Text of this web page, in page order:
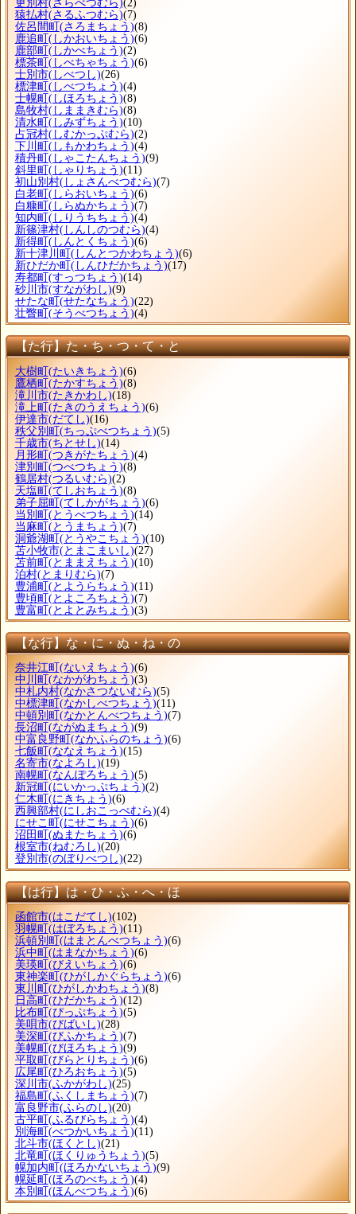
更別村(さらべつむら)(2)
猿払村(さるふつむら)(7)
佐呂間町 (さろまちょう)(8)
鹿追町 (しかおいちょう)(6)
鹿部町 (しかべちょう)(2)
標茶町 (しべちゃちょう)(6)
士別市(しべつし)(26)
標津町 (しべつちょう)(4)
士幌町 (しほろちょう)(8)
島牧村(しままきむら)(8)
清水町 (しみずちょう)(10)
占冠村(しむかっぷむら)(2)
下川町 (しもかわちょう)(4)
積丹町 (しゃこたんちょう)(9)
斜里町 (しゃりちょう)(11)
初山別村(しょさんべつむら)(7)
白老町 (しらおいちょう)(6)
白糠町 (しらぬかちょう)(7)
知内町 (しりうちちょう)(4)
新篠津村(しんしのつむら)(4)
新得町 (しんとくちょう)(6)
新十津川町 (しんとつかわちょう)(6)
新ひだか町 (しんひだかちょう)(17)
寿都町 (すっつちょう)(14)
砂川市(すながわし)(9)
せたな町 (せたなちょう)(22)
壮瞥町 (そうべつちょう)(4)
【た行】た・ち・つ・て・と
大樹町(たいきちょう)(6)
鷹栖町(たかすちょう)(8)
滝川市(たきかわし)(18)
滝上町(たきのうえちょう)(6)
伊達市(だてし)(16)
秩父別町(ちっぷべつちょう)(5)
千歳市(ちとせし)(14)
月形町(つきがたちょう)(4)
津別町(つべつちょう)(8)
鶴居村(つるいむら)(2)
天塩町(てしおちょう)(8)
弟子屈町(てしかがちょう)(6)
当別町(とうべつちょう)(14)
当麻町(とうまちょう)(7)
洞爺湖町(とうやこちょう)(10)
苫小牧市(とまこまいし)(27)
苫前町(とままえちょう)(10)
泊村(とまりむら)(7)
豊浦町(とようらちょう)(11)
豊頃町(とよころちょう)(7)
豊富町(とよとみちょう)(3)
【な行】な・に・ぬ・ね・の
奈井江町 (ないえちょう)(6)
中川町 (なかがわちょう)(3)
中札内村(なかさつないむら)(5)
中標津町 (なかしべつちょう)(11)
中頓別町 (なかとんべつちょう)(7)
長沼町 (ながぬまちょう)(9)
中富良野町 (なかふらのちょう)(6)
七飯町 (ななえちょう)(15)
名寄市(なよろし)(19)
南幌町 (なんぽろちょう)(5)
新冠町 (にいかっぷちょう)(2)
仁木町 (にきちょう)(6)
西興部村(にしおこっぺむら)(4)
にせこ町 (にせこちょう)(6)
沼田町 (ぬまたちょう)(6)
根室市(ねむろし)(20)
登別市(のぼりべつし)(22)
【は行】は・ひ・ふ・へ・ほ
函館市(はこだてし)(102)
羽幌町 (はぼろちょう)(11)
浜頓別町 (はまとんべつちょう)(6)
浜中町 (はまなかちょう)(6)
美瑛町 (びえいちょう)(6)
東神楽町 (ひがしかぐらちょう)(6)
東川町 (ひがしかわちょう)(8)
日高町 (ひだかちょう)(12)
比布町 (ぴっぷちょう)(5)
美唄市(びばいし)(28)
美深町 (びふかちょう)(7)
美幌町 (びほろちょう)(9)
平取町 (びらとりちょう)(6)
広尾町 (ひろおちょう)(5)
深川市(ふかがわし)(25)
福島町 (ふくしまちょう)(7)
富良野市(ふらのし)(20)
古平町 (ふるびらちょう)(4)
別海町 (べつかいちょう)(11)
北斗市(ほくとし)(21)
北竜町 (ほくりゅうちょう)(5)
幌加内町 (ほろかないちょう)(9)
幌延町 (ほろのべちょう)(4)
本別町 (ほんべつちょう)(6)